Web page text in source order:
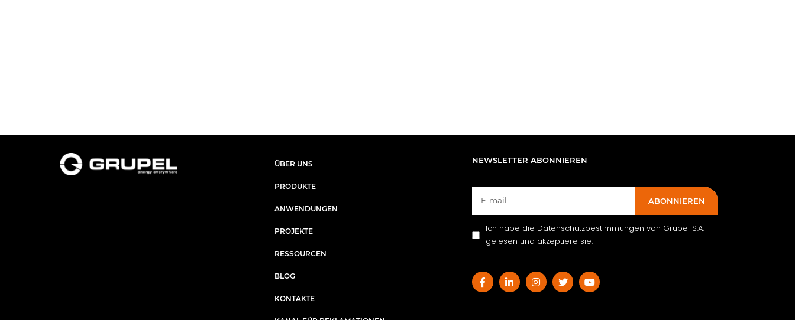
ÜBER UNS​
PRODUKTE
ANWENDUNGEN
PROJEKTE
RESSOURCEN
BLOG
KONTAKTE
NEWSLETTER ABONNIEREN
ABONNIEREN
Ich habe die Datenschutzbestimmungen von Grupel S.A.
gelesen und akzeptiere sie.